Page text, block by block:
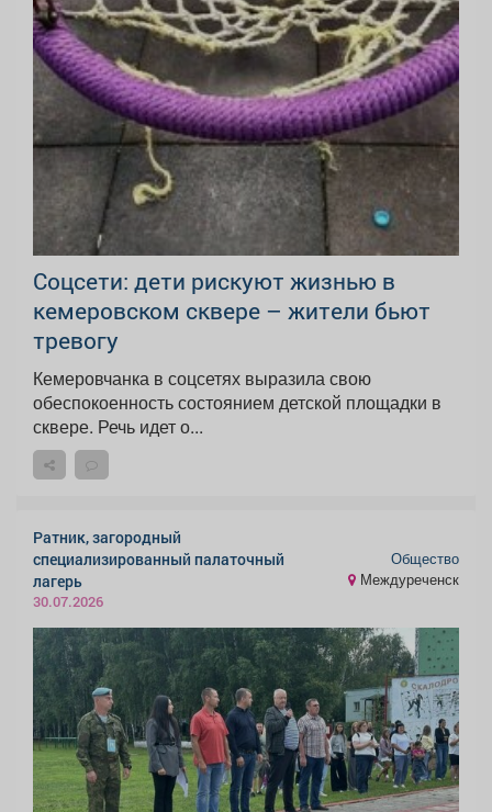
Соцсети: дети рискуют жизнью в
кемеровском сквере – жители бьют
тревогу
Кемеровчанка в соцсетях выразила свою
обеспокоенность состоянием детской площадки в
сквере. Речь идет о...
Ратник, загородный
специализированный палаточный
лагерь
30.07.2026
Общество
Междуреченск